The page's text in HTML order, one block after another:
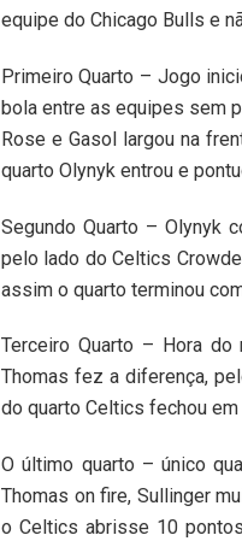
equipe do Chicago Bulls e
Primeiro Quarto – Jogo
bola entre as equipes sem
Rose e Gasol largou na
quarto Olynyk entrou e
Segundo Quarto – Olynyk
pelo lado do Celtics
assim o quarto terminou
Terceiro Quarto – Hora
Thomas fez a diferença,
do quarto Celtics fechou
O último quarto – único
Thomas on fire, Sullinger
o Celtics abrisse 10